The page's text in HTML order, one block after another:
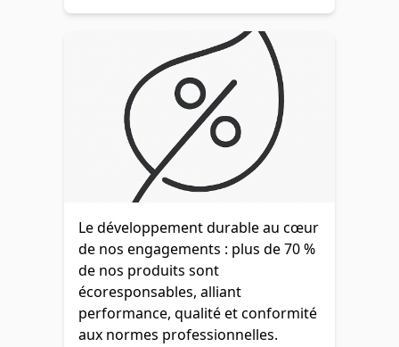
Le développement durable au cœur
de nos engagements : plus de 70 %
de nos produits sont
écoresponsables, alliant
performance, qualité et conformité
aux normes professionnelles.